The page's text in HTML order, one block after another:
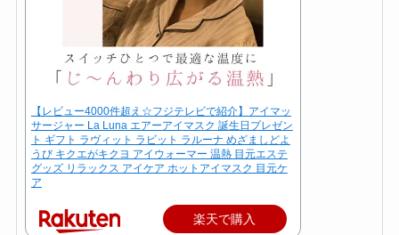
【レビュー4000件超え☆フジテレビで紹介】アイマッ
サージャー La Luna エアーアイマスク 誕生日プレゼン
ト ギフト ラヴィット ラビット ラルーナ めざましどよ
うび キクエがキクヨ アイウォーマー 温熱 目元エステ
グッズ リラックス アイケア ホットアイマスク 目元ケ
ア
楽天で購入